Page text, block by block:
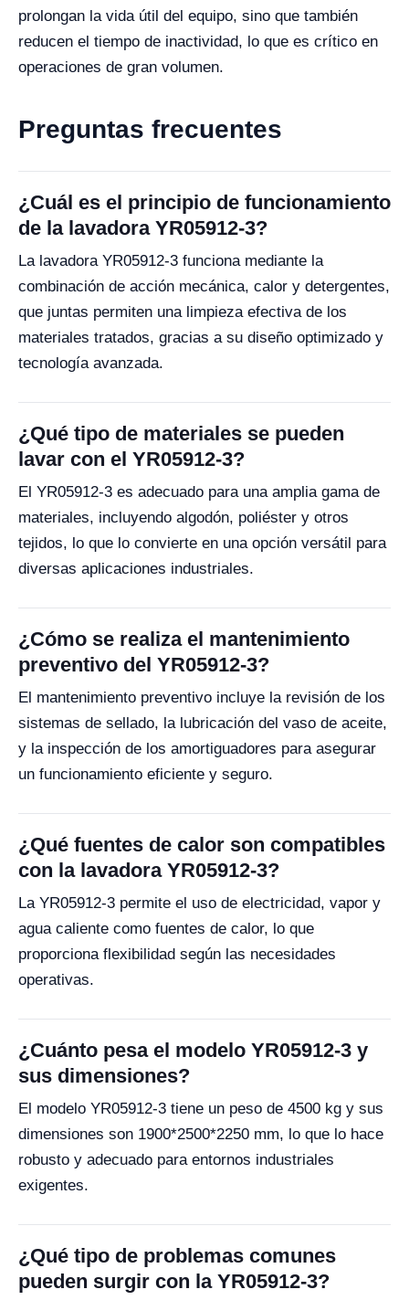
prolongan la vida útil del equipo, sino que también
reducen el tiempo de inactividad, lo que es crítico en
operaciones de gran volumen.
Preguntas frecuentes
¿Cuál es el principio de funcionamiento
de la lavadora YR05912-3?
La lavadora YR05912-3 funciona mediante la
combinación de acción mecánica, calor y detergentes,
que juntas permiten una limpieza efectiva de los
materiales tratados, gracias a su diseño optimizado y
tecnología avanzada.
¿Qué tipo de materiales se pueden
lavar con el YR05912-3?
El YR05912-3 es adecuado para una amplia gama de
materiales, incluyendo algodón, poliéster y otros
tejidos, lo que lo convierte en una opción versátil para
diversas aplicaciones industriales.
¿Cómo se realiza el mantenimiento
preventivo del YR05912-3?
El mantenimiento preventivo incluye la revisión de los
sistemas de sellado, la lubricación del vaso de aceite,
y la inspección de los amortiguadores para asegurar
un funcionamiento eficiente y seguro.
¿Qué fuentes de calor son compatibles
con la lavadora YR05912-3?
La YR05912-3 permite el uso de electricidad, vapor y
agua caliente como fuentes de calor, lo que
proporciona flexibilidad según las necesidades
operativas.
¿Cuánto pesa el modelo YR05912-3 y
sus dimensiones?
El modelo YR05912-3 tiene un peso de 4500 kg y sus
dimensiones son 1900*2500*2250 mm, lo que lo hace
robusto y adecuado para entornos industriales
exigentes.
¿Qué tipo de problemas comunes
pueden surgir con la YR05912-3?